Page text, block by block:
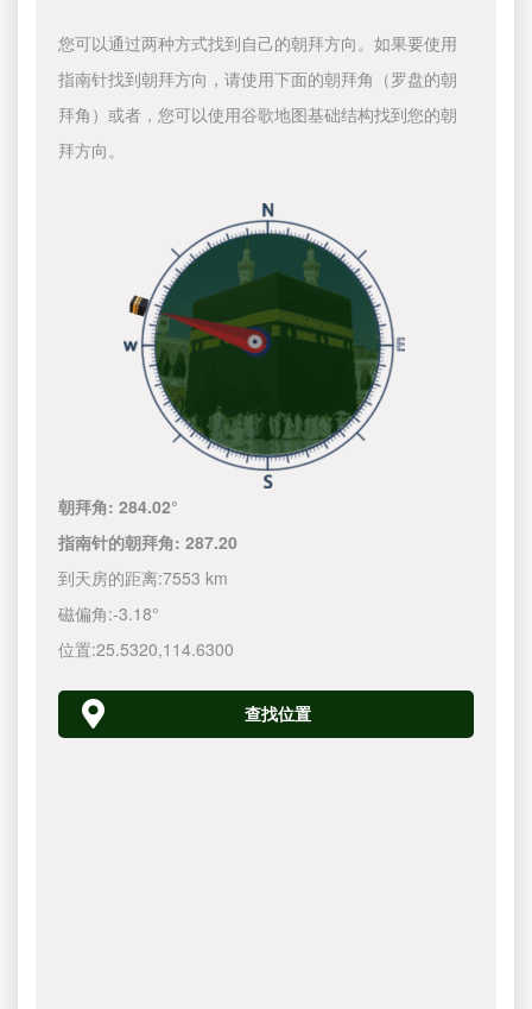
您可以通过两种方式找到自己的朝拜方向。如果要使用
指南针找到朝拜方向，请使用下面的朝拜角（罗盘的朝
拜角）或者，您可以使用谷歌地图基础结构找到您的朝
拜方向。
朝拜角:284.02°
指南针的朝拜角:287.20
到天房的距离:7553 km
磁偏角:-3.18°
位置:25.5320,114.6300
查找位置